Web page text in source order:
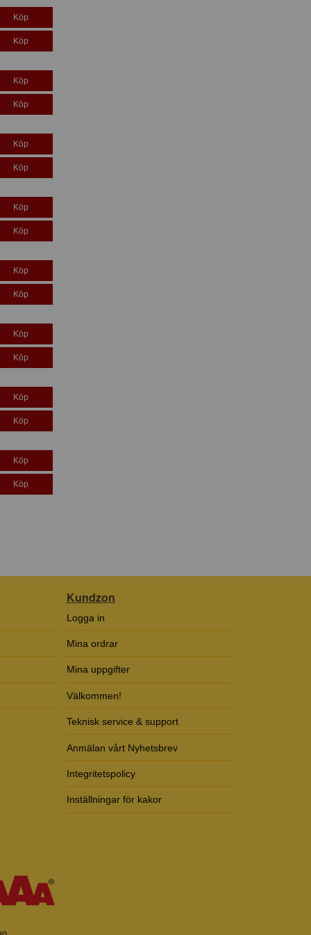
Köp
Köp
Köp
Köp
Köp
Köp
Köp
Köp
Köp
Köp
Köp
Köp
Köp
Köp
Köp
Köp
Kundzon
Logga in
Mina ordrar
Mina uppgifter
Välkommen!
Teknisk service & support
Anmälan vårt Nyhetsbrev
Integritetspolicy
Inställningar för kakor